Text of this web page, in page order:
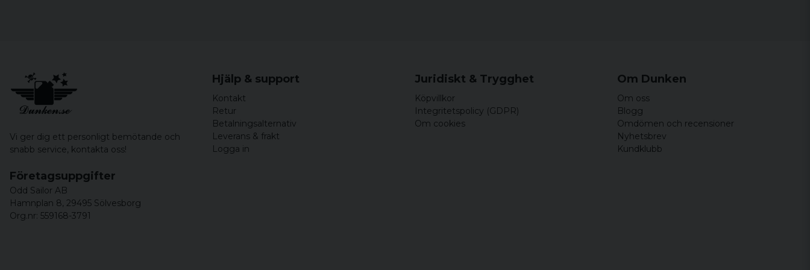
Vi ger dig ett personligt bemötande och
snabb service, kontakta oss!
Hjälp & support
Kontakt
Retur
Betalningsalternativ
Leverans & frakt
Logga in
Juridiskt & Trygghet
Köpvillkor
Integritetspolicy (GDPR)
Om cookies
Om Dunken
Om oss
Blogg
Omdömen och recensioner
Nyhetsbrev
Kundklubb
Företagsuppgifter
Odd Sailor AB
Hamnplan 8, 29495 Sölvesborg
Org.nr: 559168-3791